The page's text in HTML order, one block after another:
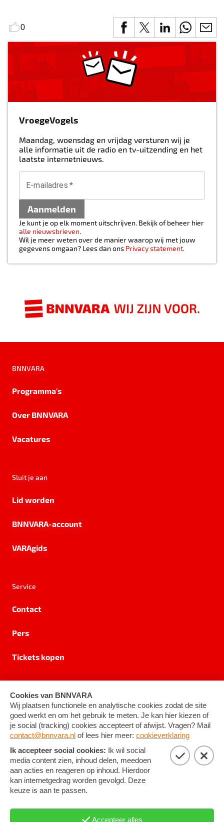
0
VroegeVogels
Maandag, woensdag en vrijdag versturen wij je
alle informatie uit de radio en tv-uitzending en het
laatste internetnieuws.
E-mailadres *
Aanmelden
Je kunt je op elk moment uitschrijven. Bekijk of beheer hier
alle nieuwsbrieven.
Wil je meer weten over de manier waarop wij met jouw
gegevens omgaan? Lees dan ons Privacy statement.
BNNVARA
Programma's
Over BNNVARA
Vacatures
Sluit je aan
Lid worden
BNNVARA-account
VARAgids
Service
Contact
Pers
Tickets kopen
Privacy Cookie-instellingen
Algemene voorwaarden ©2026BNNVARA